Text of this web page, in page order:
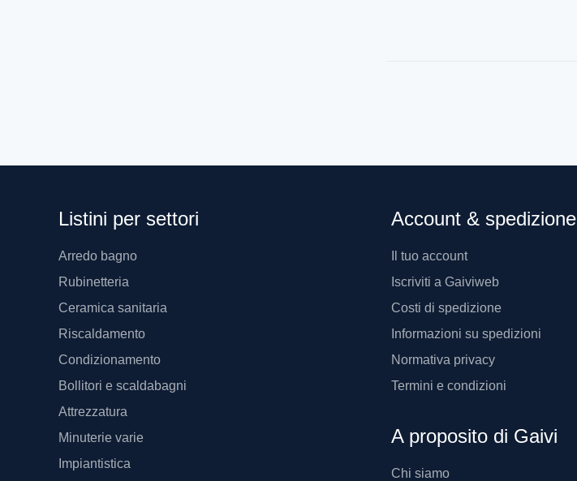
Listini per settori
Arredo bagno
Rubinetteria
Ceramica sanitaria
Riscaldamento
Condizionamento
Bollitori e scaldabagni
Attrezzatura
Minuterie varie
Impiantistica
Account & spedizione
Il tuo account
Iscriviti a Gaiviweb
Costi di spedizione
Informazioni su spedizioni
Normativa privacy
Termini e condizioni
A proposito di Gaivi
Chi siamo